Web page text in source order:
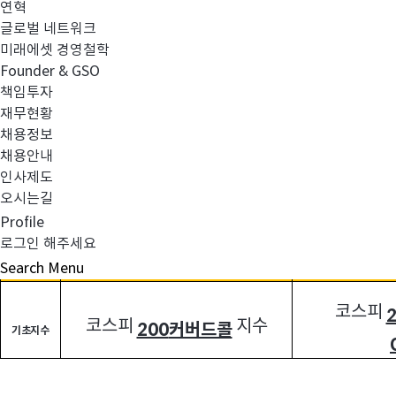
연혁
글로벌 네트워크
미래에셋 경영철학
Founder & GSO
책임투자
재무현황
채용정보
채용안내
인사제도
오시는길
Profile
로그인 해주세요
Search Menu
1)기초지수 명칭 변경
2)투자신탁 명칭 변경
4. 변경 내용:
1)기초지수 명칭 변경
구분
기초지수 코스피 200커버드콜지수
코스피